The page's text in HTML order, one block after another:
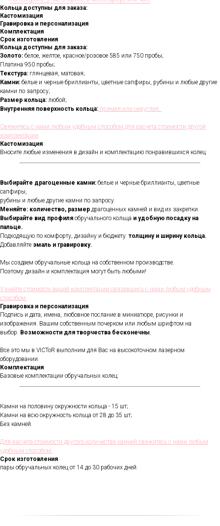
Кольца доступны для заказа:
Кастомизация
Гравировка и персонализация
Комплектация
Срок изготовления
Кольца доступны для заказа:
Золото: белое, желтое, красное/розовое 585 или 750 пробы;
Платина 950 пробы;
Текстура: глянцевая, матовая;
Камни: белые и черные бриллианты, цветные сапфиры, рубины и любые другие
камни по запросу;
Размер кольца: любой;
Внутренняя поверхность кольца: прямая или округлая.
Свяжитесь с нами любым удобным способом для расчета стоимости другой
комплектации
Кастомизация
Вносите любые изменения в дизайн и комплектацию понравившихся колец
Выбирайте драгоценные камни: белые и черные бриллианты, цветные
сапфиры,
рубины и любые другие камни по запросу.
Меняйте: количество, размер драгоценных камней и вид их закрепки.
Выбирайте вид профиля обручального кольца и удобную посадку на
пальце.
Подходящую по комфорту, дизайну и бюджету толщину и ширину кольца.
Добавляйте эмаль и гравировку.
Мы создаем обручальные кольца на собственном производстве.
Поэтому дизайн и комплектация могут быть любыми!
Узнайте стоимость вашей комплектации связавшись с нами любым удобным
способом
Гравировка и персонализация
Подпись и дата, имена, любовное послание в миниатюре, рисунки и
изображения. Вашим собственным почерком или любым шрифтом на
выбор. Возможности для творчества бесконечны.
Все это мы в VICToR выполним для Вас на высокоточном лазерном
оборудовании.
Комплектация
Базовые комплектации обручальных колец:
Камни на половину окружности кольца - 15 шт;
Камни на всю окружность кольца от 28 до 35 шт;
Без камней.
Для расчета стоимости другого количества камней свяжитесь с нами любым
удобным способом.
Срок изготовления
пары обручальных колец от 14 до 30 рабочих дней.
обручальных колец, мы будем
размера, восстановление